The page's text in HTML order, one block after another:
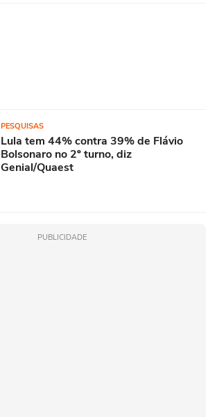
PESQUISAS
Lula tem 44% contra 39% de Flávio
Bolsonaro no 2º turno, diz
Genial/Quaest
PUBLICIDADE